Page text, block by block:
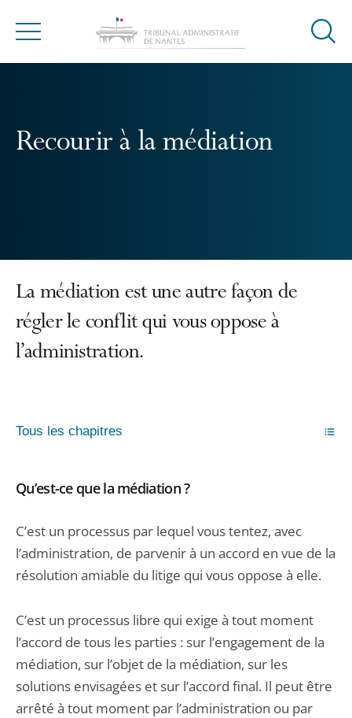
Menu
Ouvrir
Recourir à la médiation
La médiation est une autre façon de
régler le conflit qui vous oppose à
l’administration.
Tous les chapitres
Qu’est-ce que la médiation ?
C’est un processus par lequel vous tentez, avec
l’administration, de parvenir à un accord en vue de la
résolution amiable du litige qui vous oppose à elle.
C’est un processus libre qui exige à tout moment
l’accord de tous les parties : sur l’engagement de la
médiation, sur l’objet de la médiation, sur les
solutions envisagées et sur l’accord final. Il peut être
arrêté à tout moment par l’administration ou par